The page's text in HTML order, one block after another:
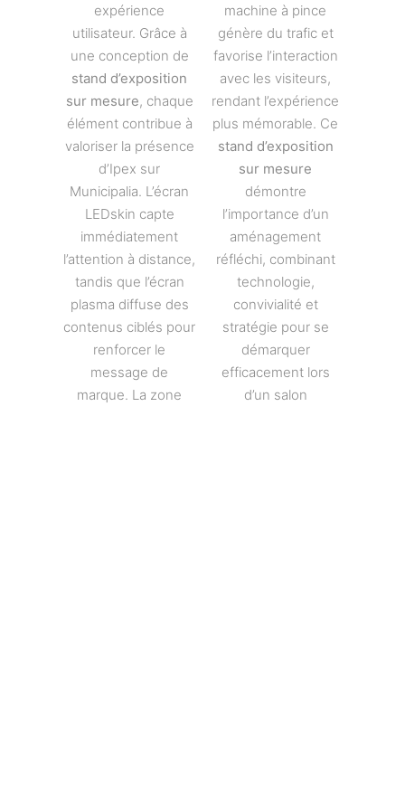
expérience
utilisateur. Grâce à
une conception de
stand d’exposition
sur mesure, chaque
élément contribue à
valoriser la présence
d’Ipex sur
Municipalia. L’écran
LEDskin capte
immédiatement
l’attention à distance,
tandis que l’écran
plasma diffuse des
contenus ciblés pour
renforcer le
message de
marque. La zone
machine à pince
génère du trafic et
favorise l’interaction
avec les visiteurs,
rendant l’expérience
plus mémorable. Ce
stand d’exposition
sur mesure
démontre
l’importance d’un
aménagement
réfléchi, combinant
technologie,
convivialité et
stratégie pour se
démarquer
efficacement lors
d’un salon